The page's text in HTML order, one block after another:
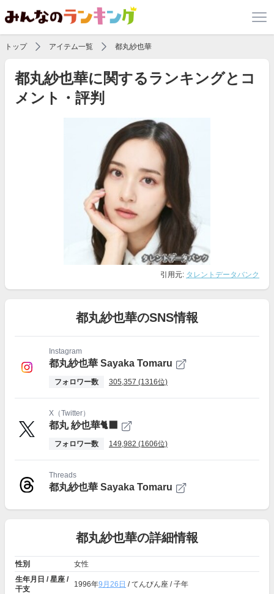
トップ アイテム一覧 都丸紗也華
都丸紗也華に関するランキングとコ
メント・評判
引用元: タレントデータバンク
都丸紗也華のSNS情報
Instagram
都丸紗也華 Sayaka Tomaru
フォロワー数 305,357 (1316位)
X（Twitter）
都丸 紗也華🐈‍⬛
フォロワー数 149,982 (1606位)
Threads
都丸紗也華 Sayaka Tomaru
都丸紗也華の詳細情報
性別
女性
生年月日 / 星座 /
干支
1996年9月26日 / てんびん座 / 子年